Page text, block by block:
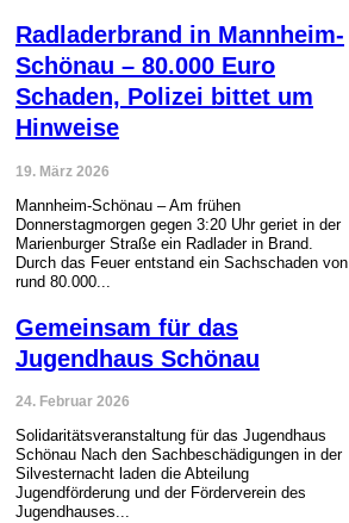
Radladerbrand in Mannheim-
Schönau – 80.000 Euro
Schaden, Polizei bittet um
Hinweise
19. März 2026
Mannheim-Schönau – Am frühen
Donnerstagmorgen gegen 3:20 Uhr geriet in der
Marienburger Straße ein Radlader in Brand.
Durch das Feuer entstand ein Sachschaden von
rund 80.000...
Gemeinsam für das
Jugendhaus Schönau
24. Februar 2026
Solidaritätsveranstaltung für das Jugendhaus
Schönau Nach den Sachbeschädigungen in der
Silvesternacht laden die Abteilung
Jugendförderung und der Förderverein des
Jugendhauses...